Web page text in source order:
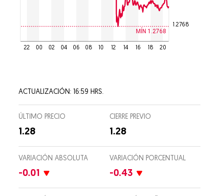
MÍN 1.2768
22 00 02 04 06 08 10 12 14 16 18 20
1.2768
ACTUALIZACIÓN: 16:59 HRS.
ÚLTIMO PRECIO
1.28
CIERRE PREVIO
1.28
VARIACIÓN ABSOLUTA
-0.01
VARIACIÓN PORCENTUAL
-0.43